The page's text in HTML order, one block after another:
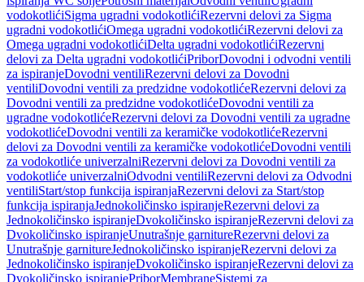
vodokotlićiSigma ugradni vodokotlićiRezervni delovi za Sigma
ugradni vodokotlićiOmega ugradni vodokotlićiRezervni delovi za
Omega ugradni vodokotlićiDelta ugradni vodokotlićiRezervni
delovi za Delta ugradni vodokotlićiPriborDovodni i odvodni ventili
za ispiranjeDovodni ventiliRezervni delovi za Dovodni
ventiliDovodni ventili za predzidne vodokotlićeRezervni delovi za
Dovodni ventili za predzidne vodokotlićeDovodni ventili za
ugradne vodokotlićeRezervni delovi za Dovodni ventili za ugradne
vodokotlićeDovodni ventili za keramičke vodokotlićeRezervni
delovi za Dovodni ventili za keramičke vodokotlićeDovodni ventili
za vodokotliće univerzalniRezervni delovi za Dovodni ventili za
vodokotliće univerzalniOdvodni ventiliRezervni delovi za Odvodni
ventiliStart/stop funkcija ispiranjaRezervni delovi za Start/stop
funkcija ispiranjaJednokoličinsko ispiranjeRezervni delovi za
Jednokoličinsko ispiranjeDvokoličinsko ispiranjeRezervni delovi za
Dvokoličinsko ispiranjeUnutrašnje garnitureRezervni delovi za
Unutrašnje garnitureJednokoličinsko ispiranjeRezervni delovi za
Jednokoličinsko ispiranjeDvokoličinsko ispiranjeRezervni delovi za
Dvokoličinsko ispiranjePriborMembraneSistemi za